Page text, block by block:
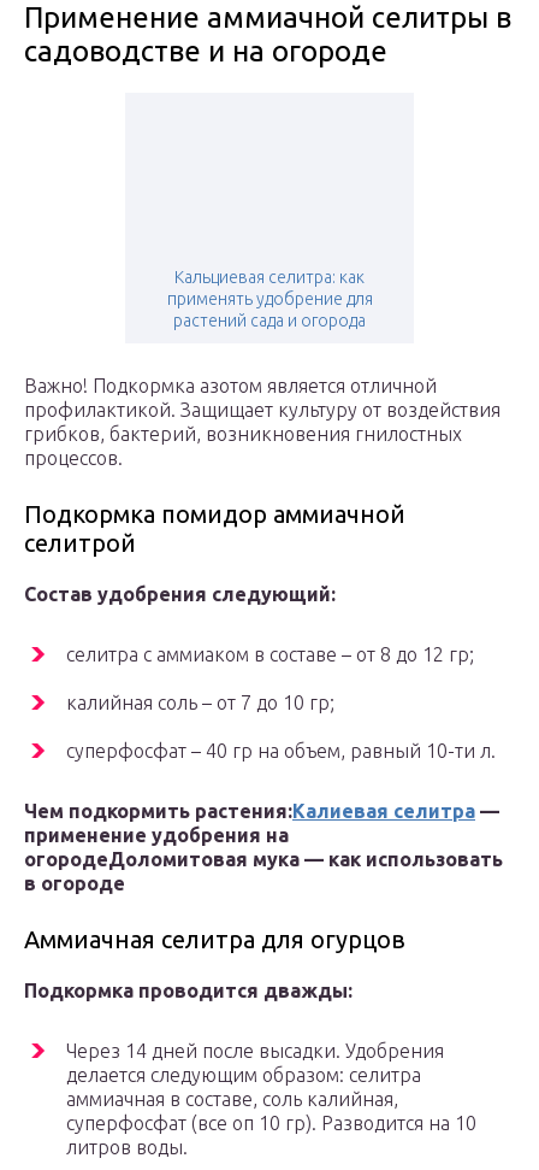
Применение аммиачной селитры в
садоводстве и на огороде
Кальциевая селитра: как
применять удобрение для
растений сада и огорода
Важно! Подкормка азотом является отличной
профилактикой. Защищает культуру от воздействия
грибков, бактерий, возникновения гнилостных
процессов.
Подкормка помидор аммиачной
селитрой
Состав удобрения следующий:
селитра с аммиаком в составе – от 8 до 12 гр;
калийная соль – от 7 до 10 гр;
суперфосфат – 40 гр на объем, равный 10-ти л.
Чем подкормить растения:Калиевая селитра —
применение удобрения на
огородеДоломитовая мука — как использовать
в огороде
Аммиачная селитра для огурцов
Подкормка проводится дважды:
Через 14 дней после высадки. Удобрения
делается следующим образом: селитра
аммиачная в составе, соль калийная,
суперфосфат (все оп 10 гр). Разводится на 10
литров воды.